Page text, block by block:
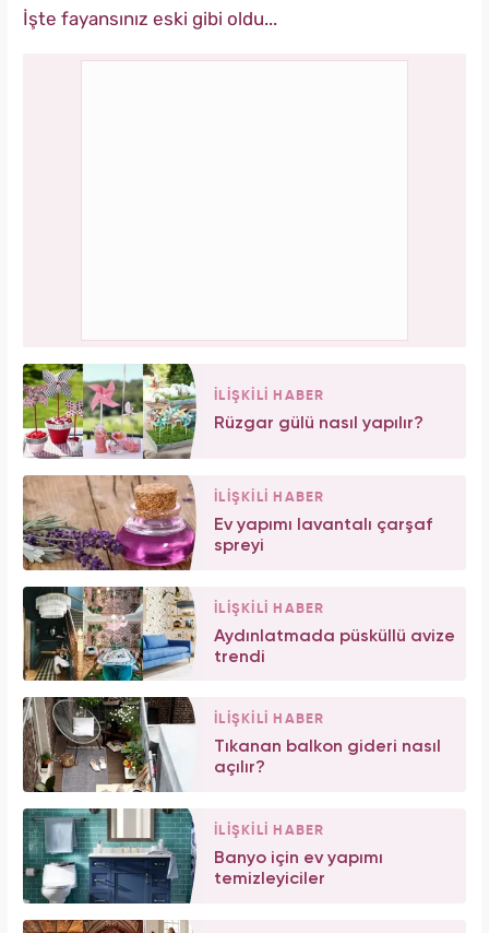
İşte fayansınız eski gibi oldu...
İLİŞKİLİ HABER
Rüzgar gülü nasıl yapılır?
İLİŞKİLİ HABER
Ev yapımı lavantalı çarşaf
spreyi
İLİŞKİLİ HABER
Aydınlatmada püsküllü avize
trendi
İLİŞKİLİ HABER
Tıkanan balkon gideri nasıl
açılır?
İLİŞKİLİ HABER
Banyo için ev yapımı
temizleyiciler